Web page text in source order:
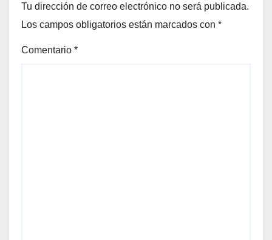
Tu dirección de correo electrónico no será publicada.
Los campos obligatorios están marcados con *
Comentario *